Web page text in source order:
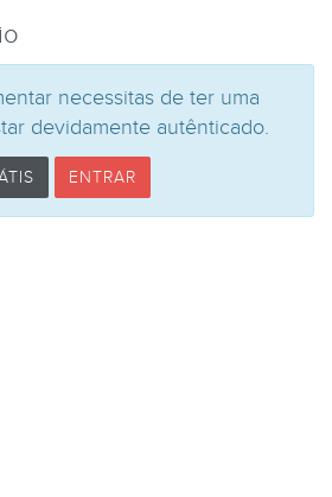
necessitas de ter uma
devidamente autênticado.
ENTRAR